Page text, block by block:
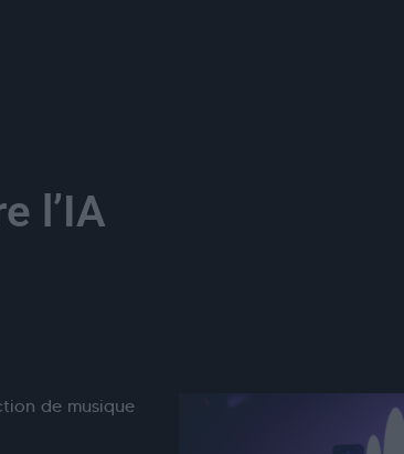
l’IA
de musique